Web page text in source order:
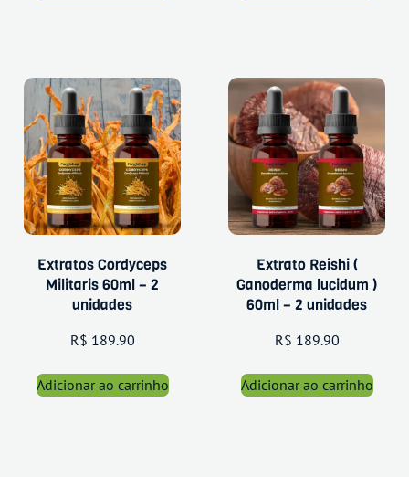
Extratos Cordyceps
Militaris 60ml – 2
unidades
R$ 189.90
Adicionar ao carrinho
Extrato Reishi (
Ganoderma lucidum )
60ml – 2 unidades
R$ 189.90
Adicionar ao carrinho